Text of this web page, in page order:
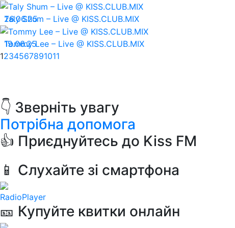
26.06.25
Taly Shum – Live @ KISS.CLUB.MIX
19.06.25
Tommy Lee – Live @ KISS.CLUB.MIX
1234567891011
👇 Зверніть увагу
Потрібна допомога
👍 Приєднуйтесь до Kiss FM
📱 Слухайте зі смартфона
RadioPlayer
🎫 Купуйте квитки онлайн